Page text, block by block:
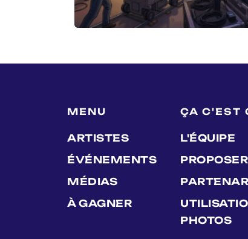
MENU
ARTISTES
ÉVÉNEMENTS
MÉDIAS
À GAGNER
ÇA C'EST
L'ÉQUIPE
PHOTOS